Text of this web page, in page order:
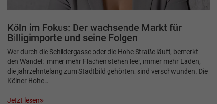
Köln im Fokus: Der wachsende Markt für
Billigimporte und seine Folgen
Wer durch die Schildergasse oder die Hohe Straße läuft, bemerkt
den Wandel: Immer mehr Flächen stehen leer, immer mehr Läden,
die jahrzehntelang zum Stadtbild gehörten, sind verschwunden. Die
Kölner Hohe…
Jetzt lesen